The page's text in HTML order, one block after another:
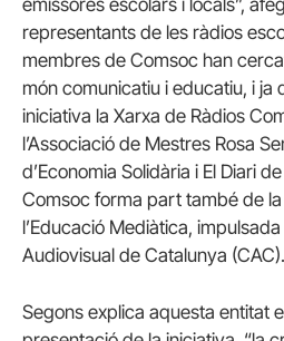
emissores escolars i locals”,
representants de les ràdios
membres de Comsoc han
món comunicatiu i educatiu, i ja
iniciativa la Xarxa de Ràdios
l’Associació de Mestres Rosa
d’Economia Solidària i El Diari
Comsoc forma part també de
l’Educació Mediàtica,
Audiovisual de Catalunya (CAC).
Segons explica aquesta entitat